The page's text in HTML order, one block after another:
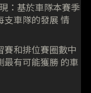
：基於車隊本賽季
支車隊的發展 情
賽和排位賽圈數中
最有可能獲勝 的車